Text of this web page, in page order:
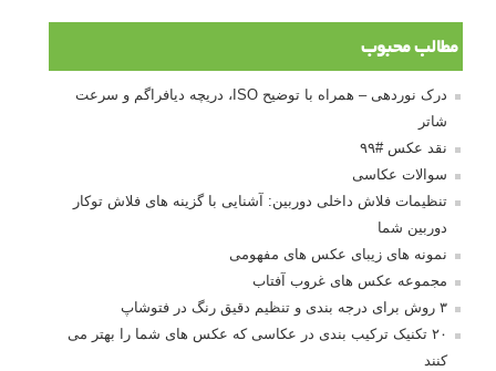
مطالب محبوب
درک نوردهی – همراه با توضیح ISO، دریچه دیافراگم و سرعت
شاتر
نقد عکس #۹۹
سوالات عکاسی
تنظیمات فلاش داخلی دوربین: آشنایی با گزینه های فلاش توکار
دوربین شما
نمونه های زیبای عکس های مفهومی
مجموعه عکس های غروب آفتاب
۳ روش برای درجه بندی و تنظیم دقیق رنگ در فتوشاپ
۲۰ تکنیک ترکیب بندی در عکاسی که عکس های شما را بهتر می
کنند